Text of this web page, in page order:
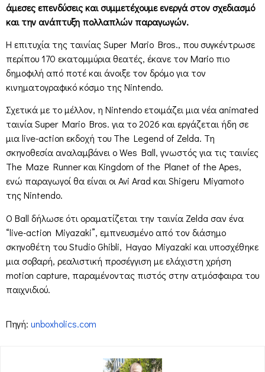
άμεσες επενδύσεις και συμμετέχουμε ενεργά στον σχεδιασμό
και την ανάπτυξη πολλαπλών παραγωγών.
Η επιτυχία της ταινίας Super Mario Bros., που συγκέντρωσε
περίπου 170 εκατομμύρια θεατές, έκανε τον Mario πιο
δημοφιλή από ποτέ και άνοιξε τον δρόμο για τον
κινηματογραφικό κόσμο της Nintendo.
Σχετικά με το μέλλον, η Nintendo ετοιμάζει μια νέα animated
ταινία Super Mario Bros. για το 2026 και εργάζεται ήδη σε
μια live-action εκδοχή του The Legend of Zelda. Τη
σκηνοθεσία αναλαμβάνει ο Wes Ball, γνωστός για τις ταινίες
The Maze Runner και Kingdom of the Planet of the Apes,
ενώ παραγωγοί θα είναι οι Avi Arad και Shigeru Miyamoto
της Nintendo.
Ο Ball δήλωσε ότι οραματίζεται την ταινία Zelda σαν ένα
“live-action Miyazaki”, εμπνευσμένο από τον διάσημο
σκηνοθέτη του Studio Ghibli, Hayao Miyazaki και υποσχέθηκε
μια σοβαρή, ρεαλιστική προσέγγιση με ελάχιστη χρήση
motion capture, παραμένοντας πιστός στην ατμόσφαιρα του
παιχνιδιού.
Πηγή: unboxholics.com